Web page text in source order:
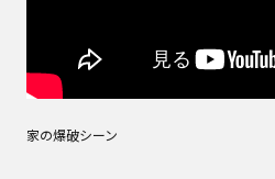
家の爆破シーン